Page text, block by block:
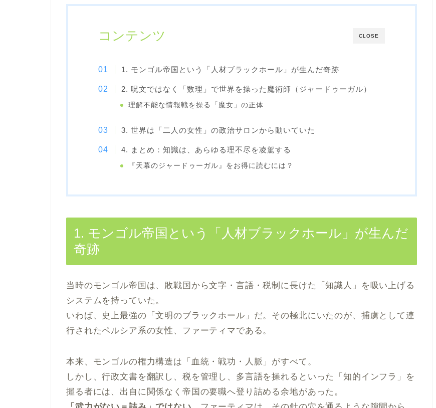
CLOSE
コンテンツ
1. モンゴル帝国という「人材ブラックホール」が生んだ奇跡
2. 呪文ではなく「数理」で世界を操った魔術師（ジャードゥーガル）
理解不能な情報戦を操る「魔女」の正体
3. 世界は「二人の女性」の政治サロンから動いていた
4. まとめ：知識は、あらゆる理不尽を凌駕する
『天幕のジャードゥーガル』をお得に読むには？
1. モンゴル帝国という「人材ブラックホール」が生んだ
奇跡
当時のモンゴル帝国は、敗戦国から文字・言語・税制に長けた「知識人」を吸い上げる
システムを持っていた。
いわば、史上最強の「文明のブラックホール」だ。その極北にいたのが、捕虜として連
行されたペルシア系の女性、ファーティマである。
本来、モンゴルの権力構造は「血統・戦功・人脈」がすべて。
しかし、行政文書を翻訳し、税を管理し、多言語を操れるといった「知的インフラ」を
握る者には、出自に関係なく帝国の要職へ登り詰める余地があった。